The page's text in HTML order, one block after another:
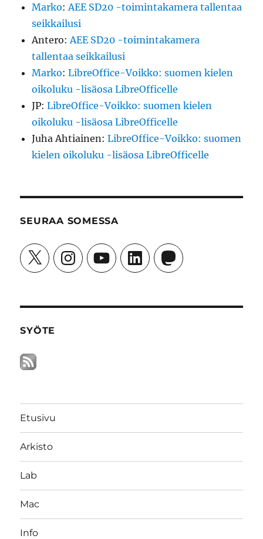
Marko:AEE SD20 -toimintakamera tallentaa
seikkailusi
Antero:AEE SD20 -toimintakamera
tallentaa seikkailusi
Marko:LibreOffice-Voikko: suomen kielen
oikoluku -lisäosa LibreOfficelle
JP:LibreOffice-Voikko: suomen kielen
oikoluku -lisäosa LibreOfficelle
Juha Ahtiainen:LibreOffice-Voikko: suomen
kielen oikoluku -lisäosa LibreOfficelle
SEURAA SOMESSA
X InstagramYouTubeLinkedInMastodon
SYÖTE
Etusivu
Arkisto
Lab
Mac
Info